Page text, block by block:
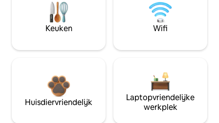
Keuken Wifi
Huisdiervriendelijk
Laptopvriendelijke
werkplek